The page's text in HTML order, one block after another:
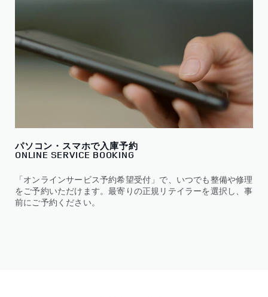
パソコン・スマホで入庫予約
ONLINE SERVICE BOOKIN​G
「オンラインサービス予約希望受付」で、いつでも整備や修理
をご予約いただけます。最寄りの正規リテイラーを選択し、事
前にご予約ください。